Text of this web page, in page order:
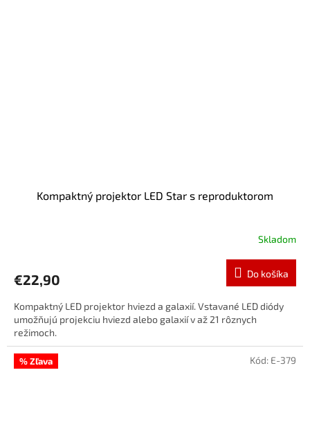
Kompaktný projektor LED Star s reproduktorom
Skladom
€22,90 Do košíka
Kompaktný LED projektor hviezd a galaxií. Vstavané LED diódy
umožňujú projekciu hviezd alebo galaxií v až 21 rôznych
režimoch.
% Zľava Kód: E-379